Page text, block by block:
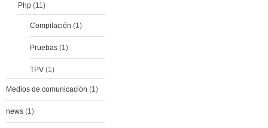
Php (11)
Compilación (1)
Pruebas (1)
TPV (1)
Medios de comunicación (1)
news (1)